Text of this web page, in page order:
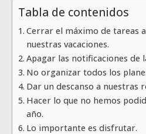
Tabla de contenidos
Cerrar el máximo de tareas
nuestras vacaciones.
Apagar las notificaciones de
No organizar todos los
Dar un descanso a nuestras
Hacer lo que no hemos
año.
Lo importante es disfrutar.